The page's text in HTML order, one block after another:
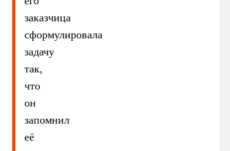
заказчица
сформулировала
задачу
так,
что
он
запомнил
её